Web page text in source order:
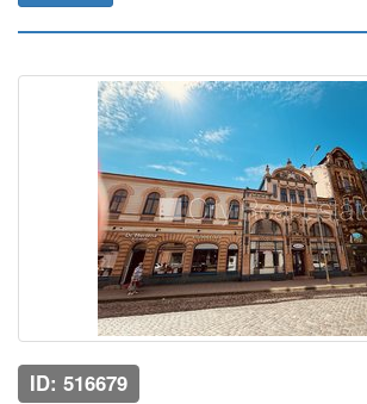
ID: 516679